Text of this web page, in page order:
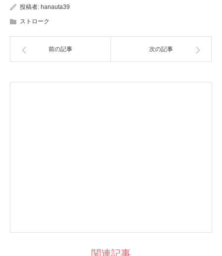
投稿者: hanauta39
ストローク
前の記事 次の記事
関連記事